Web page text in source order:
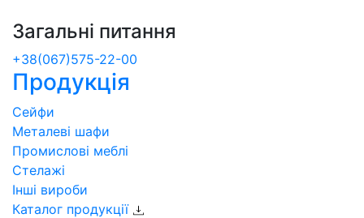
Загальні питання
+38(067)575-22-00
Продукція
Сейфи
Металеві шафи
Промислові меблі
Стелажі
Інші вироби
Каталог продукції